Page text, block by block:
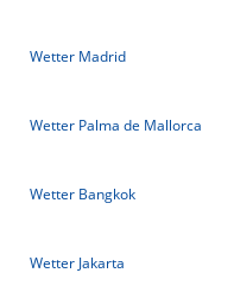
Wetter Madrid
Wetter Palma de Mallorca
Wetter Bangkok
Wetter Jakarta